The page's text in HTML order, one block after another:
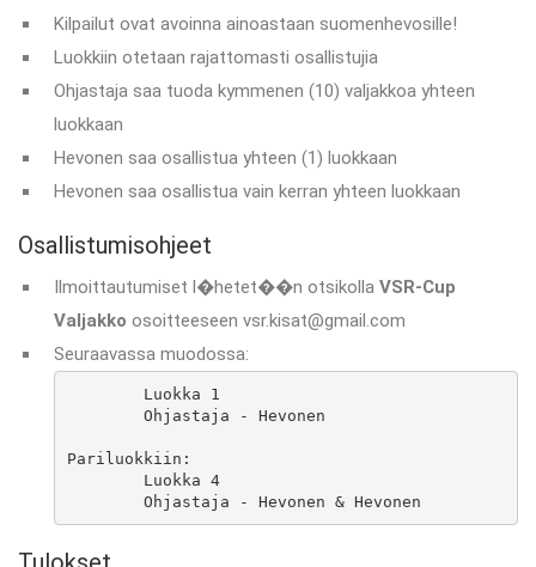
Kilpailut ovat avoinna ainoastaan suomenhevosille!
Luokkiin otetaan rajattomasti osallistujia
Ohjastaja saa tuoda kymmenen (10) valjakkoa yhteen
luokkaan
Hevonen saa osallistua yhteen (1) luokkaan
Hevonen saa osallistua vain kerran yhteen luokkaan
Osallistumisohjeet
Ilmoittautumiset l�hetet��n otsikolla VSR-Cup
Valjakko osoitteeseen vsr.kisat@gmail.com
Seuraavassa muodossa:
Pariluokkiin:
	Ohjastaja - Hevonen & Hevonen